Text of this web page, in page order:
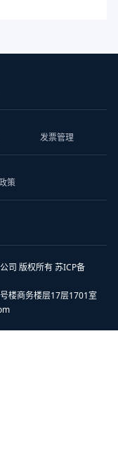
发票管理
策
司 版权所有 苏ICP备
楼商务楼层17层1701室